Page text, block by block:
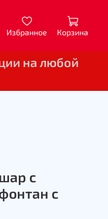
Избранное Корзина
на любой
с
с